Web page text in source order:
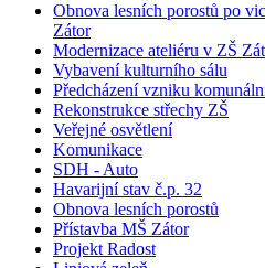
Obnova lesních porostů po
Zátor
Modernizace ateliéru v ZŠ
Vybavení kulturního sálu
Předcházení vzniku
Rekonstrukce střechy ZŠ
Veřejné osvětlení
Komunikace
SDH - Auto
Havarijní stav č.p. 32
Obnova lesních porostů
Přístavba MŠ Zátor
Projekt Radost